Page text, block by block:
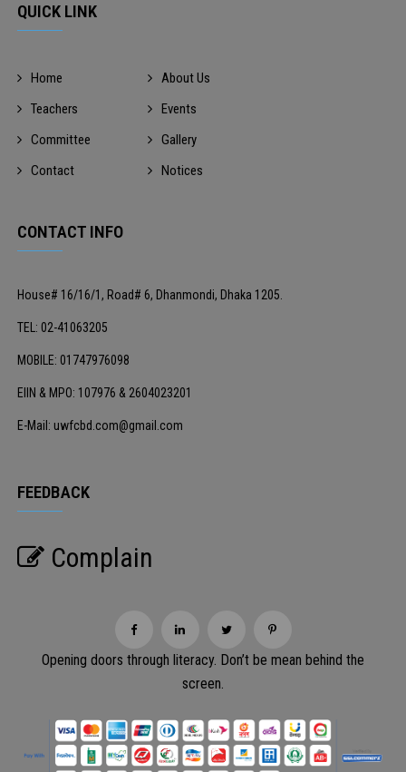
QUICK LINK
Home
About Us
Teachers
Events
Committee
Gallery
Contact
Notices
CONTACT INFO
House# 16/16/1, Road# 6, Dhanmondi, Dhaka 1205.
TEL: 02-41063205
MOBILE: 01747976098
EIIN & MPO: 107976 & 2604023201
E-Mail: uwfcbd.com@gmail.com
FEEDBACK
Complain
Opening doors through literacy. Don’t be mean behind the
screen.